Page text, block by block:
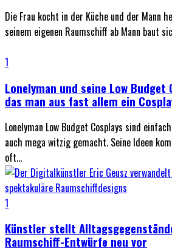
Die Frau kocht in der Küche und der Mann
seinem eigenen Raumschiff ab Mann baut
1
Lonelyman und seine Low Budget
das man aus fast allem ein
Lonelyman Low Budget Cosplays sind
auch mega witzig gemacht. Seine Ideen
oft...
1
Künstler stellt
Raumschiff-Entwürfe neu vor